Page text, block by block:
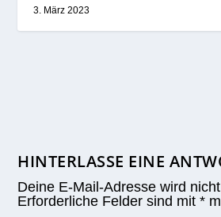
3. März 2023
HINTERLASSE EINE
Deine E-Mail-Adresse wird
Erforderliche Felder sind mit*